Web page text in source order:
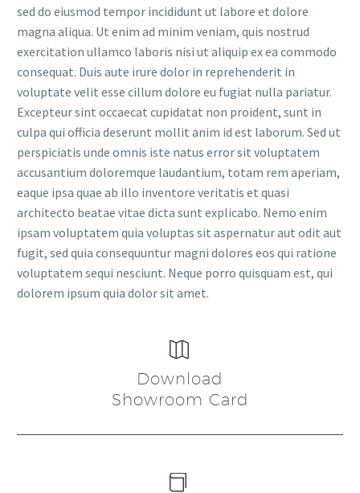
sed do eiusmod tempor incididunt ut labore et dolore
magna aliqua. Ut enim ad minim veniam, quis nostrud
exercitation ullamco laboris nisi ut aliquip ex ea commodo
consequat. Duis aute irure dolor in reprehenderit in
voluptate velit esse cillum dolore eu fugiat nulla pariatur.
Excepteur sint occaecat cupidatat non proident, sunt in
culpa qui officia deserunt mollit anim id est laborum. Sed ut
perspiciatis unde omnis iste natus error sit voluptatem
accusantium doloremque laudantium, totam rem aperiam,
eaque ipsa quae ab illo inventore veritatis et quasi
architecto beatae vitae dicta sunt explicabo. Nemo enim
ipsam voluptatem quia voluptas sit aspernatur aut odit aut
fugit, sed quia consequuntur magni dolores eos qui ratione
voluptatem sequi nesciunt. Neque porro quisquam est, qui
dolorem ipsum quia dolor sit amet.


Download
Showroom Card

